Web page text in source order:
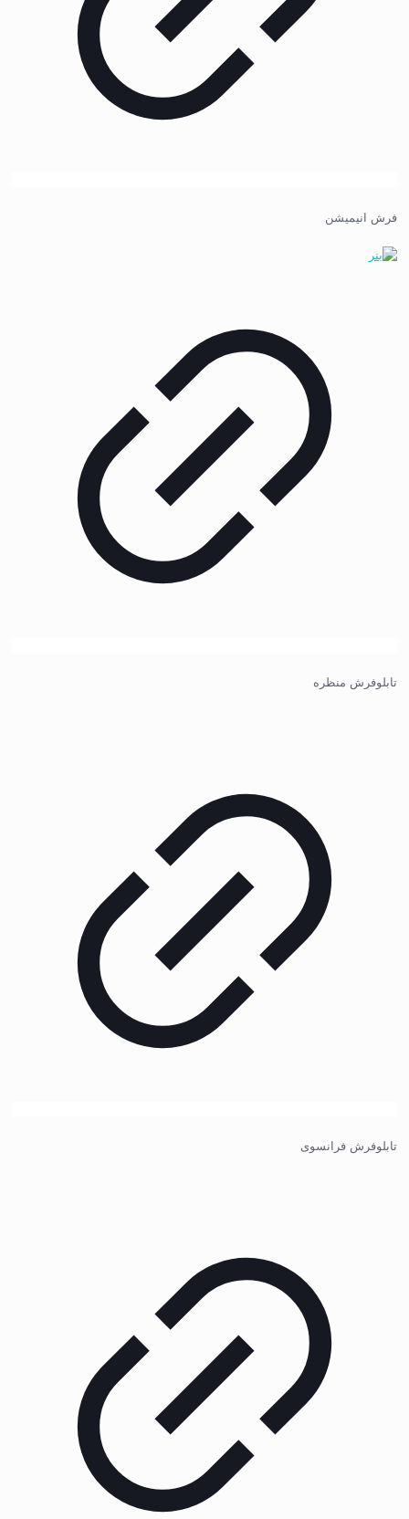
فرش انیمیشن
تابلوفرش منظره
تابلوفرش فرانسوی